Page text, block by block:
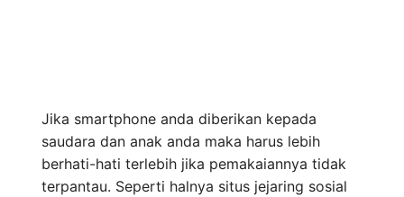
Jika smartphone anda diberikan kepada
saudara dan anak anda maka harus lebih
berhati-hati terlebih jika pemakaiannya tidak
terpantau. Seperti halnya situs jejaring sosial